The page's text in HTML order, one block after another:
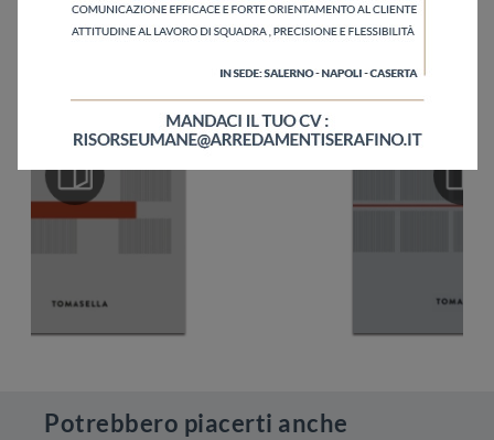
Potrebbero piacerti anche